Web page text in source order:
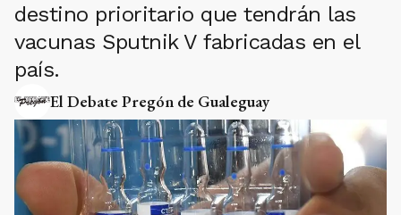
destino prioritario que tendrán las
vacunas Sputnik V fabricadas en el
país.
El Debate Pregón de Gualeguay